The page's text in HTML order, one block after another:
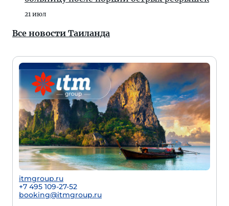
21 июл
Все новости Таиланда
itmgroup.ru
+7 495 109-27-52
booking@itmgroup.ru